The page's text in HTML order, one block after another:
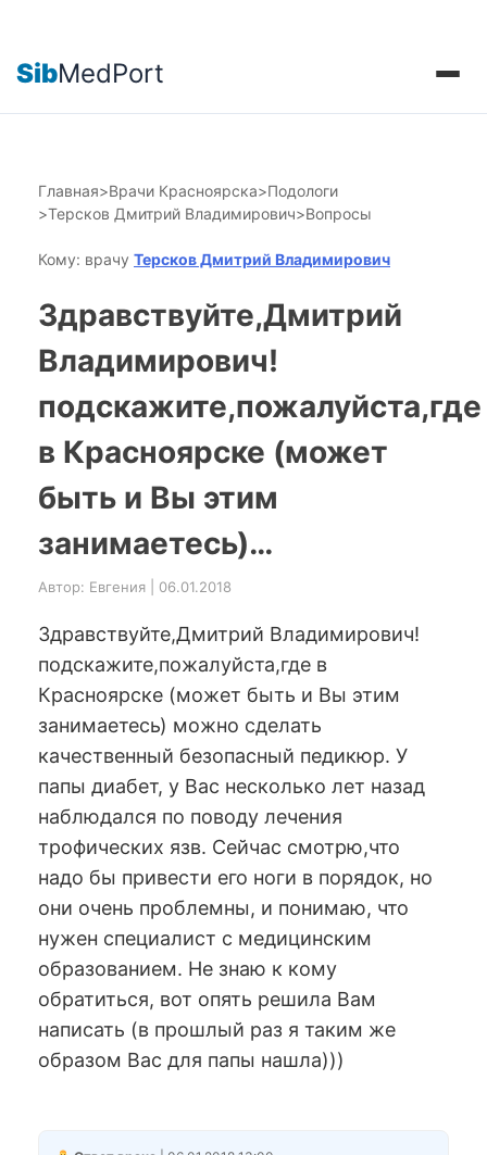
SibMedPort
Главная>Врачи Красноярска>Подологи
>Терсков Дмитрий Владимирович>Вопросы
Кому: врачу Терсков Дмитрий Владимирович
Здравствуйте,Дмитрий
Владимирович!
подскажите,пожалуйста,где
в Красноярске (может
быть и Вы этим
занимаетесь)…
Автор: Евгения | 06.01.2018
Здравствуйте,Дмитрий Владимирович!
подскажите,пожалуйста,где в
Красноярске (может быть и Вы этим
занимаетесь) можно сделать
качественный безопасный педикюр. У
папы диабет, у Вас несколько лет назад
наблюдался по поводу лечения
трофических язв. Сейчас смотрю,что
надо бы привести его ноги в порядок, но
они очень проблемны, и понимаю, что
нужен специалист с медицинским
образованием. Не знаю к кому
обратиться, вот опять решила Вам
написать (в прошлый раз я таким же
образом Вас для папы нашла)))